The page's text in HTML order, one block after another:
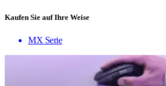
Kaufen Sie auf Ihre Weise
MX Serie